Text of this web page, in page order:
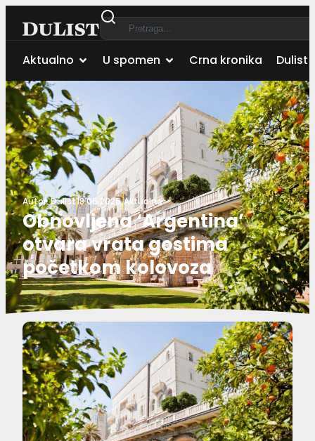
Aktualno U spomen Crna kronika Dulist
Autor:Dulist18.06.2026.Aktualno
Obnovljena ‘Argentina’
otvara vrata gostima
početkom kolovoza